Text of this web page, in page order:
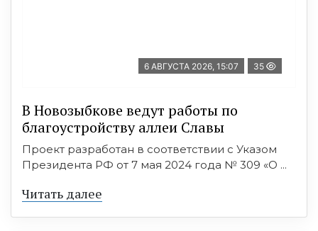
6 АВГУСТА 2026, 15:07 35
В Новозыбкове ведут работы по
благоустройству аллеи Славы
Проект разработан в соответствии с Указом
Президента РФ от 7 мая 2024 года № 309 «О ...
Читать далее